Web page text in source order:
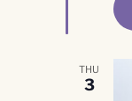
THU
3